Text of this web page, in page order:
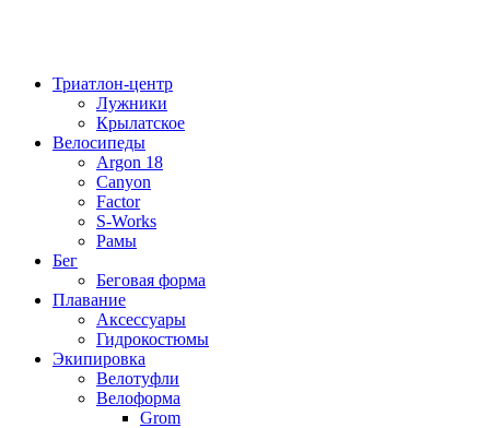
Триатлон-центр
Лужники
Крылатское
Велосипеды
Argon 18
Canyon
Factor
S-Works
Рамы
Бег
Беговая форма
Плавание
Аксессуары
Гидрокостюмы
Экипировка
Велотуфли
Велоформа
Grom